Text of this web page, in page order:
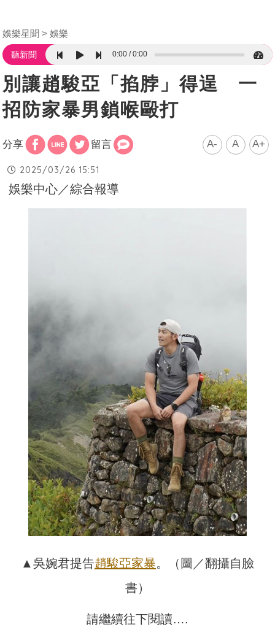
娛樂星聞 娛樂
聽新聞 0:00 0:00
別讓趙駿亞「掐脖」得逞 一
招防家暴男鎖喉毆打
分享 留言 A- A A+
2025/03/26 15:51
娛樂中心／綜合報導
▲吳婉君提告趙駿亞家暴。（圖／翻攝自臉
書）
請繼續往下閱讀….